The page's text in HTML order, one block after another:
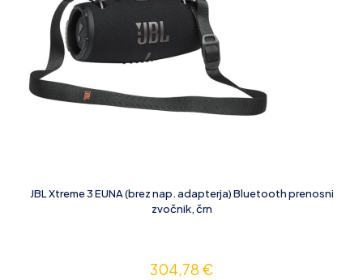
JBL Xtreme 3 EUNA (brez nap. adapterja) Bluetooth prenosni
zvočnik, črn
304,78 €